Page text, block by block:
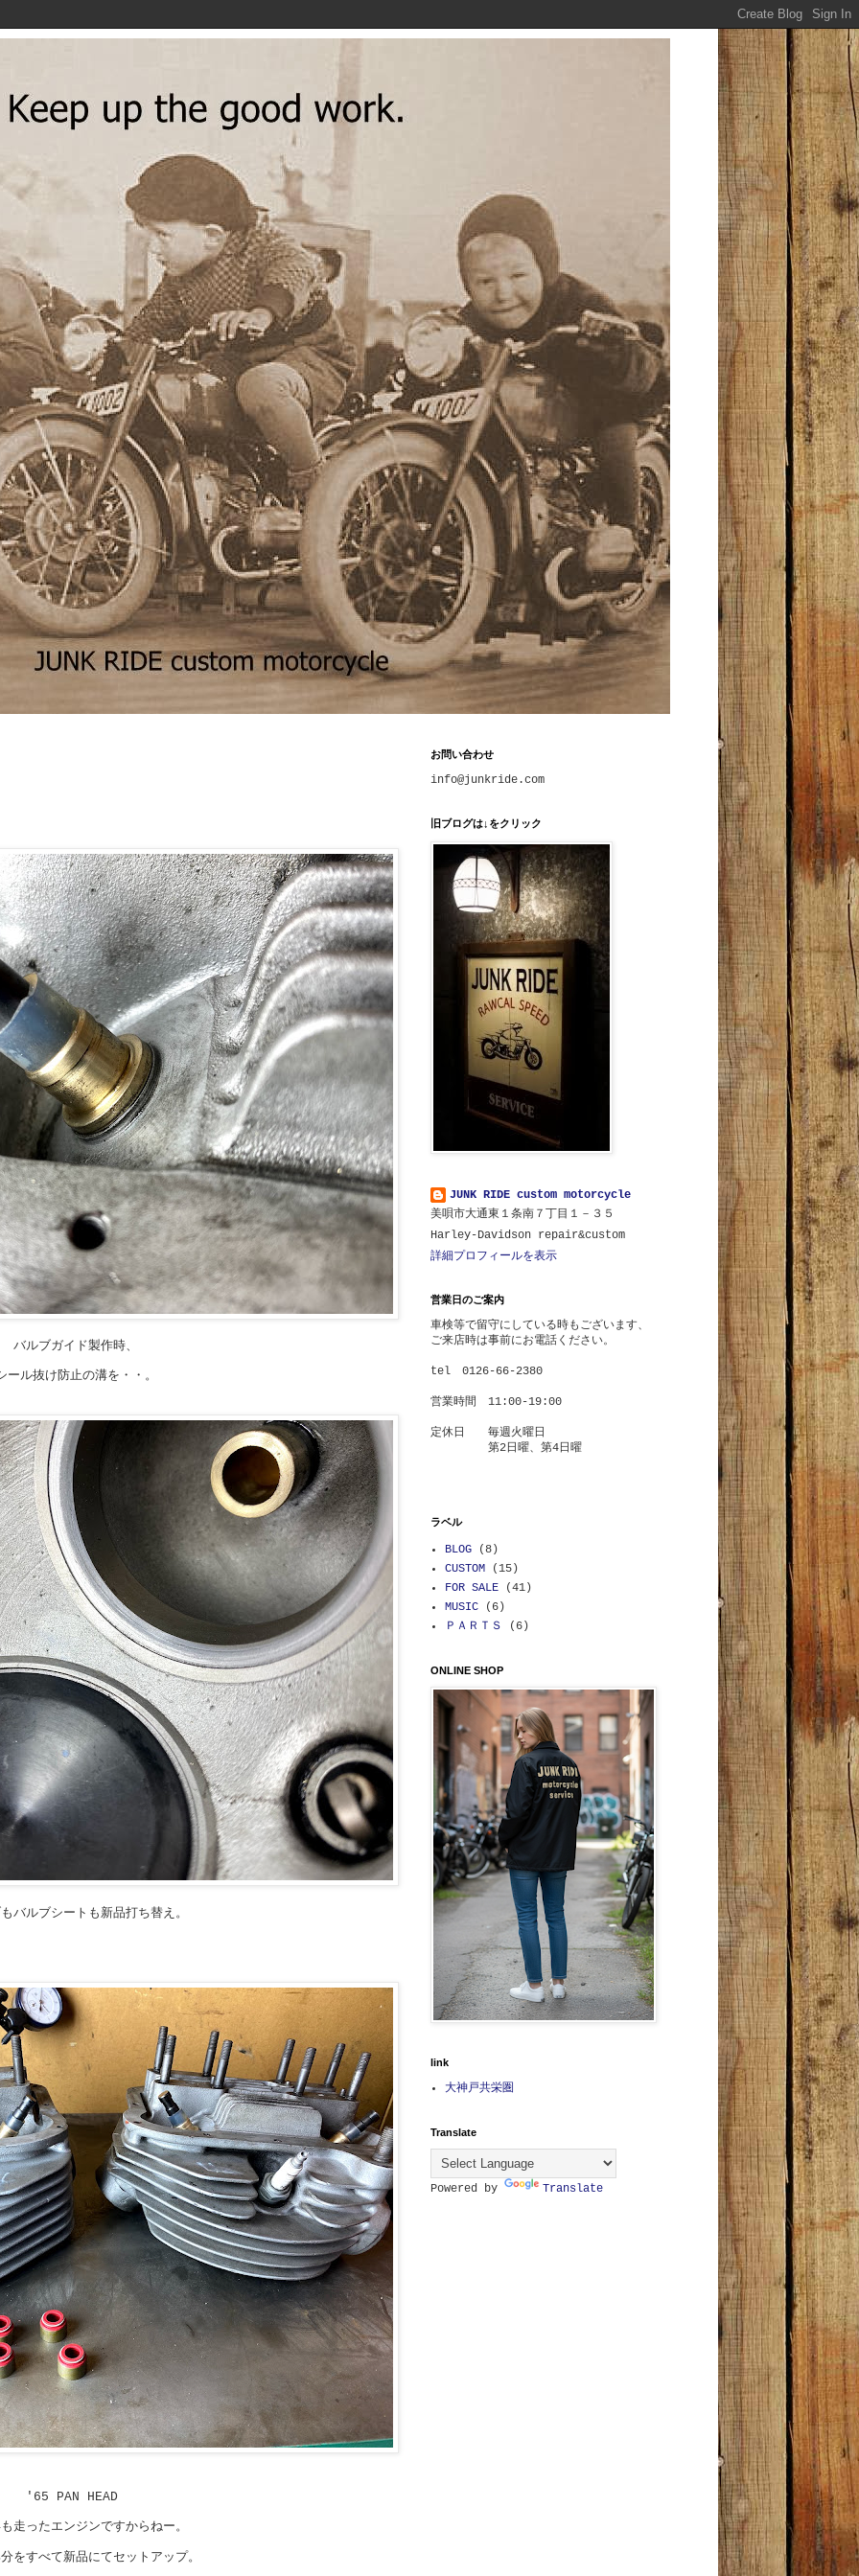
バルブガイド製作時、
ール抜け防止の溝を・・。
バルブシートも新品打ち替え。
'65 PAN HEAD
走ったエンジンですからねー。
をすべて新品にてセットアップ。
お問い合わせ
info@junkride.com
旧ブログは↓をクリック
JUNK RIDE custom motorcycle
美唄市大通東１条南７丁目１－３５
Harley-Davidson repair&custom
詳細プロフィールを表示
営業日のご案内
車検等で留守にしている時もございます、
ご来店時は事前にお電話ください。
tel 0126-66-2380
営業時間 11:00-19:00
定休日 毎週火曜日
第2日曜、第4日曜
ラベル
BLOG
(8)
CUSTOM
(15)
FOR SALE
(41)
MUSIC
(6)
ＰＡＲＴＳ
(6)
ONLINE SHOP
link
大神戸共栄圏
Translate
Powered by Translate